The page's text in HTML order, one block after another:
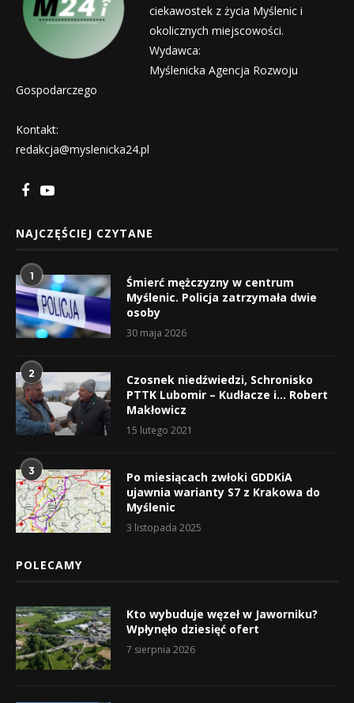
ciekawostek z życia Myślenic i
okolicznych miejscowości.
Wydawca:
Myślenicka Agencja Rozwoju
Gospodarczego
Kontakt:
redakcja@myslenicka24.pl
NAJCZĘŚCIEJ CZYTANE
1
Śmierć mężczyzny w centrum
Myślenic. Policja zatrzymała dwie
osoby
30 maja 2026
2
Czosnek niedźwiedzi, Schronisko
PTTK Lubomir – Kudłacze i… Robert
Makłowicz
15 lutego 2021
3
Po miesiącach zwłoki GDDKiA
ujawnia warianty S7 z Krakowa do
Myślenic
3 listopada 2025
POLECAMY
Kto wybuduje węzeł w Jaworniku?
Wpłynęło dziesięć ofert
7 sierpnia 2026